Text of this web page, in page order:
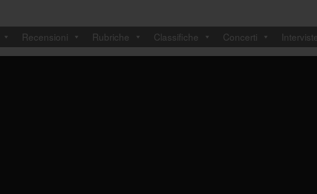
Recensioni Rubriche Classifiche Concerti